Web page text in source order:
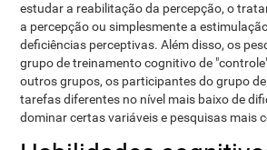
estudar a reabilitação da percepção, o
a percepção ou simplesmente a
deficiências perceptivas. Além disso, os
grupo de treinamento cognitivo de
outros grupos, os participantes do grupo
tarefas diferentes no nível mais baixo de
dominar certas variáveis ​​e pesquisas mais